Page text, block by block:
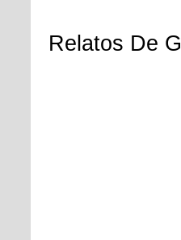
Relatos De